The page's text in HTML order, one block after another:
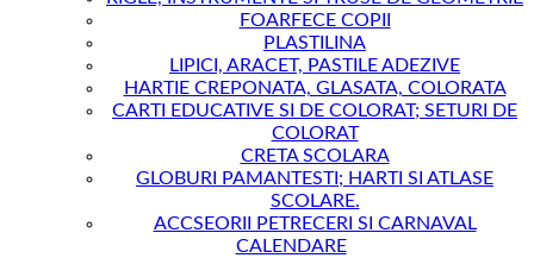
FOARFECE COPII
PLASTILINA
LIPICI, ARACET, PASTILE ADEZIVE
HARTIE CREPONATA, GLASATA, COLORATA
CARTI EDUCATIVE SI DE COLORAT; SETURI DE
COLORAT
CRETA SCOLARA
GLOBURI PAMANTESTI; HARTI SI ATLASE
SCOLARE.
ACCSEORII PETRECERI SI CARNAVAL
CALENDARE